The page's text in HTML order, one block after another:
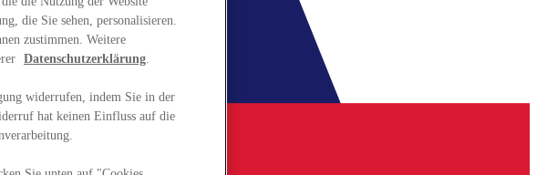
die Sie sehen, personalisieren.
zustimmen. Weitere
Datenschutzerklärung.
widerrufen, indem Sie in der
hat keinen Einfluss auf die